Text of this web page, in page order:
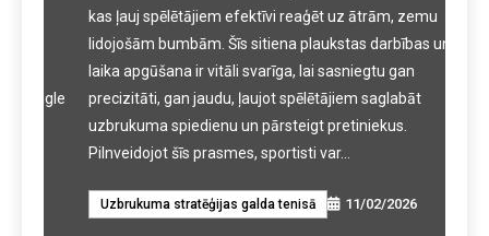
kas ļauj spēlētājiem efektīvi reaģēt uz ātrām, zemu
lidojošām bumbām. Šīs sitiena plaukstas darbības un
laika apgūšana ir vitāli svarīga, lai sasniegtu gan
precizitāti, gan jaudu, ļaujot spēlētājiem saglabāt
uzbrukuma spiedienu un pārsteigt pretiniekus.
Pilnveidojot šīs prasmes, sportisti var…
Uzbrukuma stratēģijas galda tenisā 11/02/2026